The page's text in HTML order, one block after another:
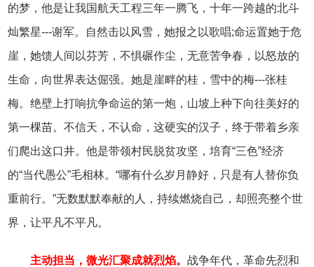
的梦，他是让我国航天工程三年一腾飞，十年一跨越的北斗
灿繁星---谢军。自然击以风雪，她报之以歌唱;命运置她于危
崖，她馈人间以芬芳，不惧碾作尘，无意苦争春，以怒放的
生命，向世界表达倔强。她是崖畔的桂，雪中的梅---张桂
梅。绝壁上打响抗争命运的第一炮，山坡上种下向往美好的
第一棵苗。不信天，不认命，这硬实的汉子，终于带着乡亲
们爬出这口井。他是带领村民脱贫攻坚，培育“三色”经济
的“当代愚公”毛相林。“哪有什么岁月静好，只是有人替你负
重前行。”无数默默奉献的人，持续燃烧自己，却照亮整个世
界，让平凡不平凡。
主动担当，微光汇聚成就烈焰。战争年代，革命先烈和